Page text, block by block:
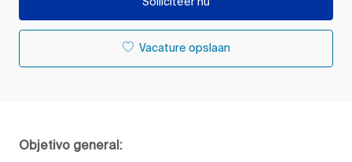
Vacature opslaan
Objetivo general: